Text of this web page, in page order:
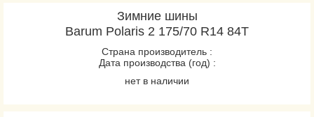
Зимние шины
Barum Polaris 2 175/70 R14 84T
Страна производитель :
Дата производства (год) :
нет в наличии